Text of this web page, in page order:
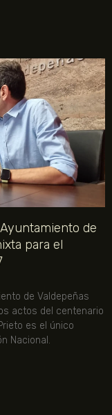
de
para el
de Valdepeñas
actos del centenario
es el único
Nacional.